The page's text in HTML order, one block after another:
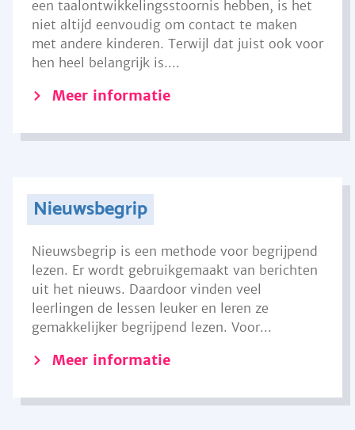
een taalontwikkelingsstoornis hebben, is het
niet altijd eenvoudig om contact te maken
met andere kinderen. Terwijl dat juist ook voor
hen heel belangrijk is....
Meer informatie
Nieuwsbegrip
Nieuwsbegrip is een methode voor begrijpend
lezen. Er wordt gebruikgemaakt van berichten
uit het nieuws. Daardoor vinden veel
leerlingen de lessen leuker en leren ze
gemakkelijker begrijpend lezen. Voor...
Meer informatie